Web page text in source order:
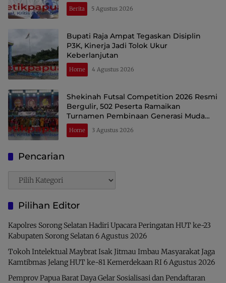
Berita 5 Agustus 2026
Bupati Raja Ampat Tegaskan Disiplin
P3K, Kinerja Jadi Tolok Ukur
Keberlanjutan
Home 4 Agustus 2026
Shekinah Futsal Competition 2026 Resmi
Bergulir, 502 Peserta Ramaikan
Turnamen Pembinaan Generasi Muda
Raja Ampat
Home 3 Agustus 2026
Pencarian
Pencarian
Pilihan Editor
Kapolres Sorong Selatan Hadiri Upacara Peringatan HUT ke-23
Kabupaten Sorong Selatan6 Agustus 2026
Tokoh Intelektual Maybrat Isak Jitmau Imbau Masyarakat Jaga
Kamtibmas Jelang HUT ke-81 Kemerdekaan RI6 Agustus 2026
Pemprov Papua Barat Daya Gelar Sosialisasi dan Pendaftaran